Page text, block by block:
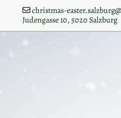
christmas-
Judengasse 10, 5020 Salzburg